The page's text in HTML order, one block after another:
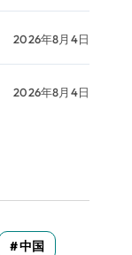
2026年8月4日
2026年8月4日
中国